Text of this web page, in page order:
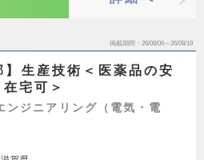
掲載期間 26/08/06～26/08/19
】生産技術＜医薬品の安
宅可＞
ンジニアリング（電気・電